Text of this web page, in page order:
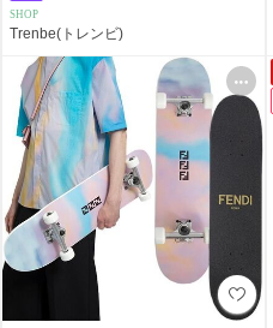
SHOP
Trenbe(トレンビ)